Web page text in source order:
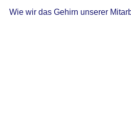
Wie wir das Gehirn unserer